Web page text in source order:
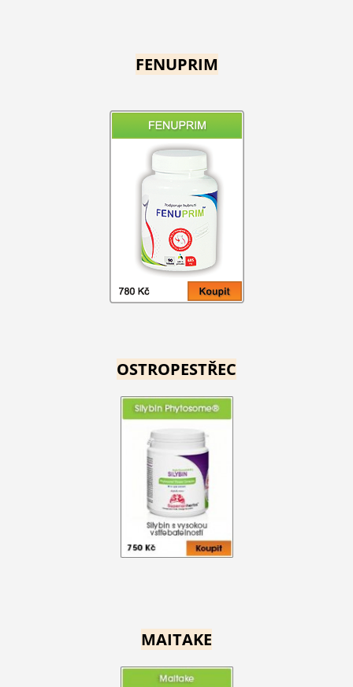
FENUPRIM
OSTROPESTŘEC
MAITAKE